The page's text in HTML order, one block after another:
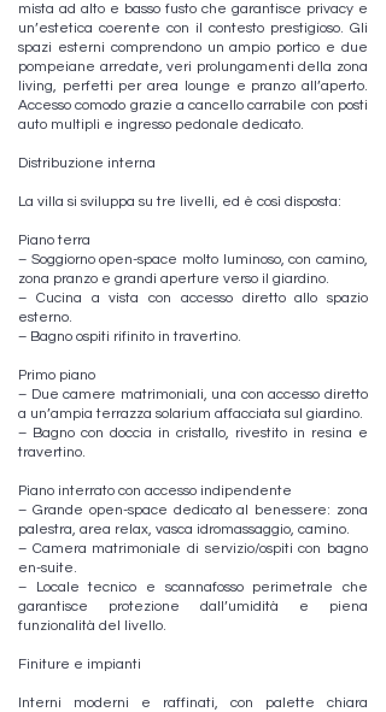
mista ad alto e basso fusto che garantisce privacy e
un’estetica coerente con il contesto prestigioso. Gli
spazi esterni comprendono un ampio portico e due
pompeiane arredate, veri prolungamenti della zona
living, perfetti per area lounge e pranzo all’aperto.
Accesso comodo grazie a cancello carrabile con posti
auto multipli e ingresso pedonale dedicato.
Distribuzione interna
La villa si sviluppa su tre livelli, ed è così disposta:
Piano terra
– Soggiorno open-space molto luminoso, con camino,
zona pranzo e grandi aperture verso il giardino.
– Cucina a vista con accesso diretto allo spazio
esterno.
– Bagno ospiti rifinito in travertino.
Primo piano
– Due camere matrimoniali, una con accesso diretto
a un’ampia terrazza solarium affacciata sul giardino.
– Bagno con doccia in cristallo, rivestito in resina e
travertino.
Piano interrato con accesso indipendente
– Grande open-space dedicato al benessere: zona
palestra, area relax, vasca idromassaggio, camino.
– Camera matrimoniale di servizio/ospiti con bagno
en-suite.
– Locale tecnico e scannafosso perimetrale che
garantisce protezione dall’umidità e piena
funzionalità del livello.
Finiture e impianti
Interni moderni e raffinati, con palette chiara